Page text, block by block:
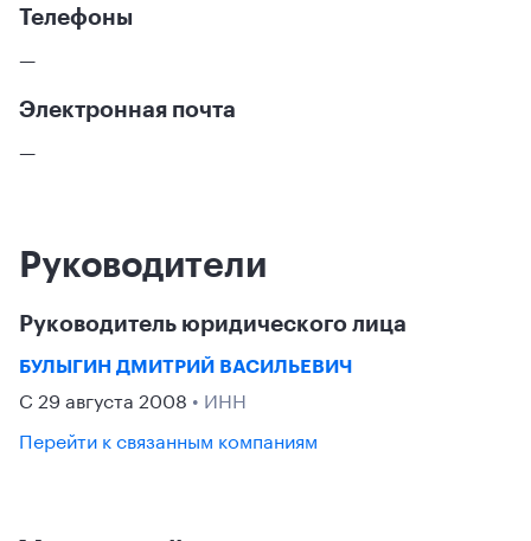
Телефоны
—
Электронная почта
—
Руководители
Руководитель юридического лица
БУЛЫГИН ДМИТРИЙ ВАСИЛЬЕВИЧ
С 29 августа 2008 • ИНН
Перейти к связанным компаниям